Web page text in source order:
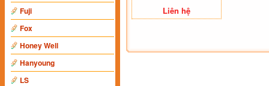
Fuji
Fox
Honey Well
Hanyoung
LS
Liên hệ